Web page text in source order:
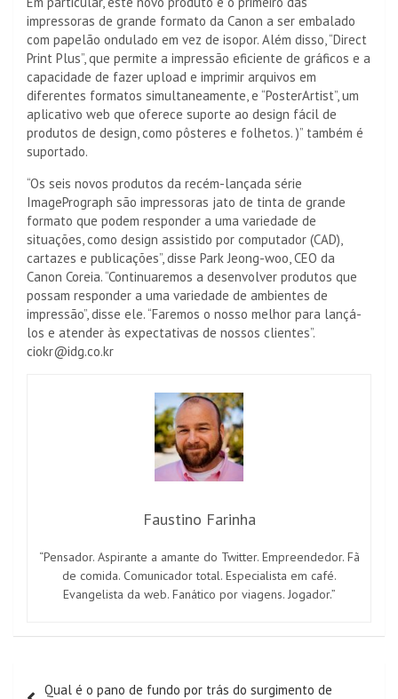
impressoras de grande formato da Canon a ser embalado
com papelão ondulado em vez de isopor. Além disso, “Direct
Print Plus”, que permite a impressão eficiente de gráficos e a
capacidade de fazer upload e imprimir arquivos em
diferentes formatos simultaneamente, e “PosterArtist”, um
aplicativo web que oferece suporte ao design fácil de
produtos de design, como pôsteres e folhetos. )” também é
suportado.
“Os seis novos produtos da recém-lançada série
ImagePrograph são impressoras jato de tinta de grande
formato que podem responder a uma variedade de
situações, como design assistido por computador (CAD),
cartazes e publicações”, disse Park Jeong-woo, CEO da
Canon Coreia. “Continuaremos a desenvolver produtos que
possam responder a uma variedade de ambientes de
impressão”, disse ele. “Faremos o nosso melhor para lançá-
los e atender às expectativas de nossos clientes”.
ciokr@idg.co.kr
Faustino Farinha
“Pensador. Aspirante a amante do Twitter. Empreendedor. Fã
de comida. Comunicador total. Especialista em café.
Evangelista da web. Fanático por viagens. Jogador.”
Qual é o pano de fundo por trás do surgimento de